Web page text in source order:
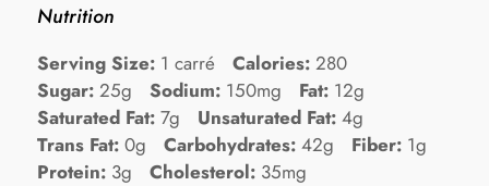
Nutrition
Serving Size: 1 carré Calories: 280
Sugar: 25g Sodium: 150mg Fat: 12g
Saturated Fat: 7g Unsaturated Fat: 4g
Trans Fat: 0g Carbohydrates: 42g Fiber: 1g
Protein: 3g Cholesterol: 35mg